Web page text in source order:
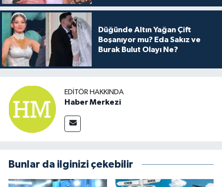
Düğünde Altın Yağan Çift
Boşanıyor mu? Eda Sakız ve
Burak Bulut Olayı Ne?
EDITÖR HAKKINDA
Haber Merkezi
Bunlar da ilginizi çekebilir